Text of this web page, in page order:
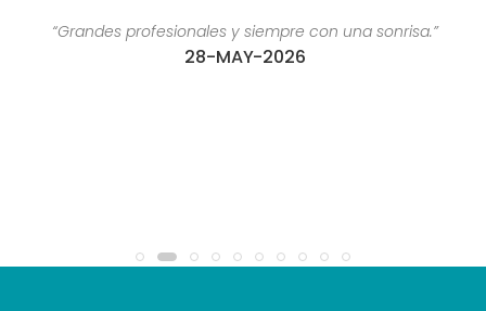
“Grandes profesionales y siempre con una sonrisa.”
28-MAY-2026